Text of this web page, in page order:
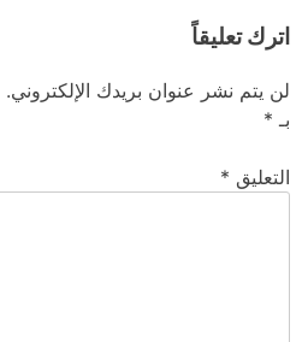
اترك تعليقاً
لن يتم نشر عنوان بريدك الإلكتروني.
بـ *
التعليق *